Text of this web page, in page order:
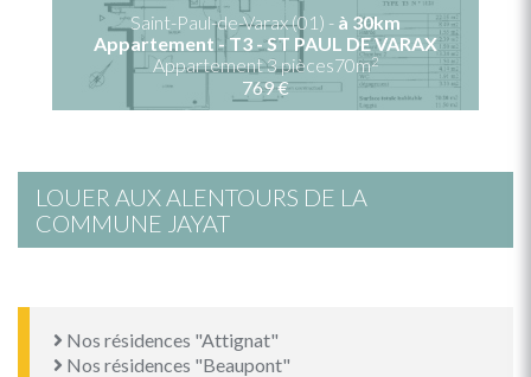
Saint-Paul-de-Varax (01) - à 30km
Appartement - T3 - ST PAUL DE VARAX
Appartement 3 pièces70m2
769 €
LOUER AUX ALENTOURS DE LA
COMMUNE JAYAT
Nos résidences "Attignat"
Nos résidences "Beaupont"